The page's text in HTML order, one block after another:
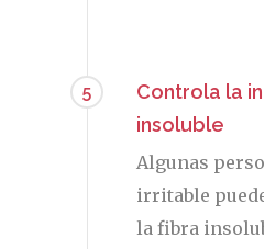
5
Controla la
insoluble
Algunas
irritable
la fibra